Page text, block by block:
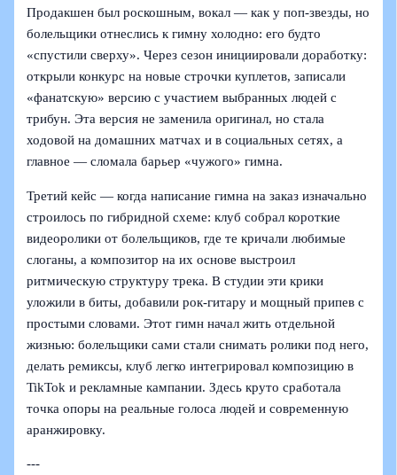
Продакшен был роскошным, вокал — как у поп-звезды, но
болельщики отнеслись к гимну холодно: его будто
«спустили сверху». Через сезон инициировали доработку:
открыли конкурс на новые строчки куплетов, записали
«фанатскую» версию с участием выбранных людей с
трибун. Эта версия не заменила оригинал, но стала
ходовой на домашних матчах и в социальных сетях, а
главное — сломала барьер «чужого» гимна.
Третий кейс — когда написание гимна на заказ изначально
строилось по гибридной схеме: клуб собрал короткие
видеоролики от болельщиков, где те кричали любимые
слоганы, а композитор на их основе выстроил
ритмическую структуру трека. В студии эти крики
уложили в биты, добавили рок-гитару и мощный припев с
простыми словами. Этот гимн начал жить отдельной
жизнью: болельщики сами стали снимать ролики под него,
делать ремиксы, клуб легко интегрировал композицию в
TikTok и рекламные кампании. Здесь круто сработала
точка опоры на реальные голоса людей и современную
аранжировку.
---